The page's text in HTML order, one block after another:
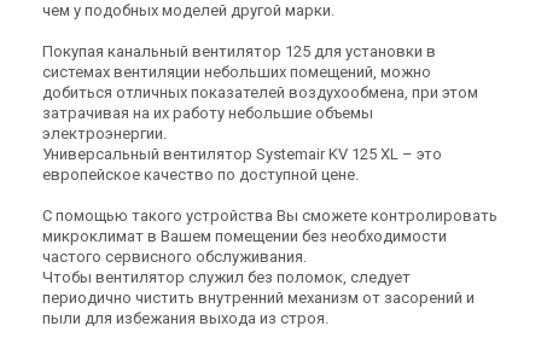
чем у подобных моделей другой марки.
Покупая канальный вентилятор 125 для установки в
системах вентиляции небольших помещений, можно
добиться отличных показателей воздухообмена, при этом
затрачивая на их работу небольшие объемы
электроэнергии.
Универсальный вентилятор Systemair KV 125 XL – это
европейское качество по доступной цене.
С помощью такого устройства Вы сможете контролировать
микроклимат в Вашем помещении без необходимости
частого сервисного обслуживания.
Чтобы вентилятор служил без поломок, следует
периодично чистить внутренний механизм от засорений и
пыли для избежания выхода из строя.